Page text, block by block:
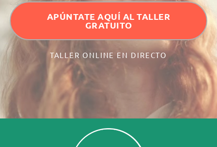
APÚNTATE AQUÍ AL TALLER
GRATUITO
TALLER ONLINE EN DIRECTO